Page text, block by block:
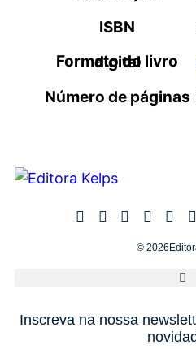
ISBN
Formato do livro digital
Número de páginas
©
Inscreva na nossa